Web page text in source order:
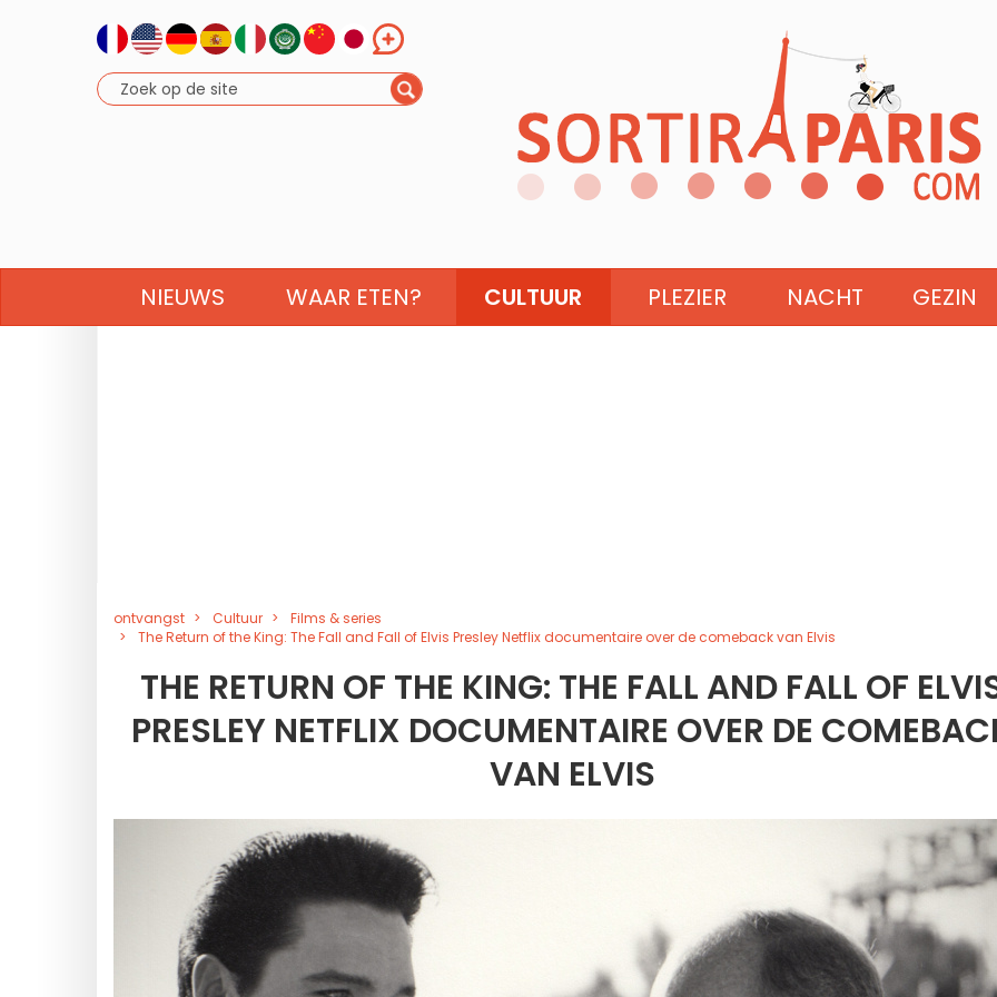
NIEUWS WAAR ETEN? CULTUUR PLEZIER NACHT GEZIN
ontvangst Cultuur
Films & series
The Return of the King: The Fall and Fall of Elvis Presley Netflix documentaire over de comeback van Elvis
THE RETURN OF THE KING: THE FALL AND FALL OF
PRESLEY NETFLIX DOCUMENTAIRE OVER DE
VAN ELVIS